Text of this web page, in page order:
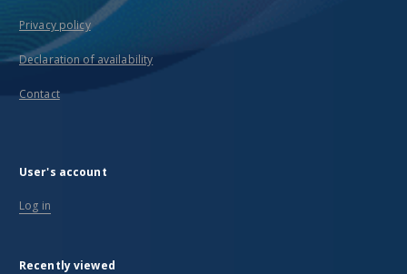
Privacy policy
Declaration of availability
Contact
User's account
Log in
Recently viewed